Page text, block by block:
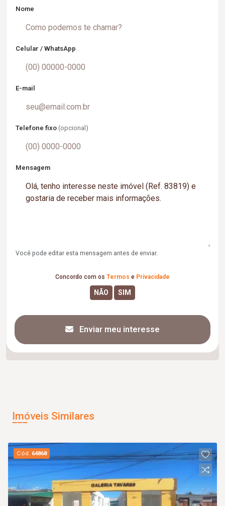
Nome
Celular / WhatsApp
E-mail
Telefone fixo (opcional)
Mensagem
Você pode editar esta mensagem antes de enviar.
Concordo com os Termos e Privacidade
Enviar meu interesse
Imóveis Similares
Cód. 64868